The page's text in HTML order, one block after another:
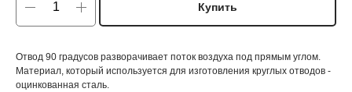
Купить
Отвод 90 градусов разворачивает поток воздуха под прямым углом.
Материал, который используется для изготовления круглых отводов -
оцинкованная сталь.